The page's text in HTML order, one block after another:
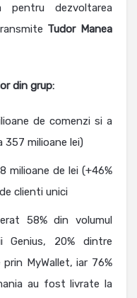
pentru dezvoltarea
Tudor Manea
din grup:
de comenzi si a
357 milioane lei)
milioane de lei (+46%
clienti unici
58% din volumul
Genius, 20% dintre
MyWallet, iar 76%
au fost livrate la